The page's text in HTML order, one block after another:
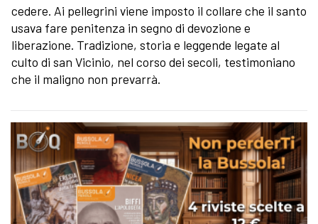
cedere. Ai pellegrini viene imposto il collare che il santo
usava fare penitenza in segno di devozione e
liberazione. Tradizione, storia e leggende legate al
culto di san Vicinio, nel corso dei secoli, testimoniano
che il maligno non prevarrà.